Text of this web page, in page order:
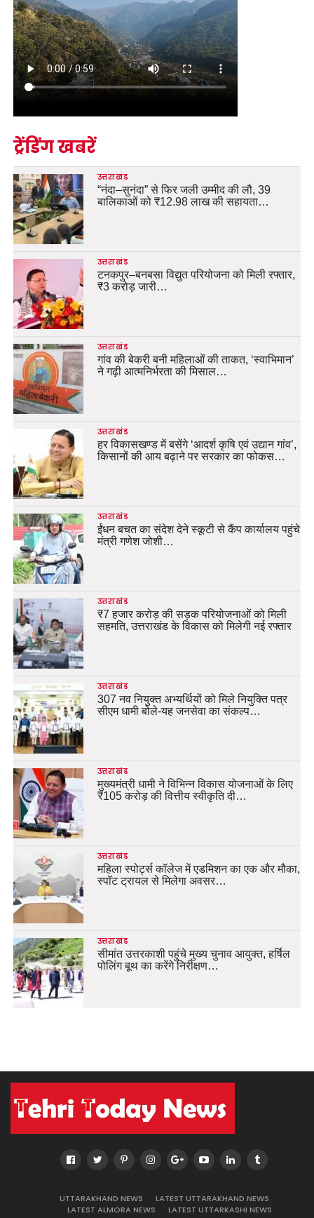
ट्रेंडिंग खबरें
उत्तराखंड
“नंदा–सुनंदा” से फिर जली उम्मीद की लौ, 39
बालिकाओं को ₹12.98 लाख की सहायता…
उत्तराखंड
टनकपुर–बनबसा विद्युत परियोजना को मिली रफ्तार,
₹3 करोड़ जारी…
उत्तराखंड
गांव की बेकरी बनी महिलाओं की ताकत, ‘स्वाभिमान’
ने गढ़ी आत्मनिर्भरता की मिसाल…
उत्तराखंड
हर विकासखण्ड में बसेंगे ‘आदर्श कृषि एवं उद्यान गांव’,
किसानों की आय बढ़ाने पर सरकार का फोकस…
उत्तराखंड
ईंधन बचत का संदेश देने स्कूटी से कैंप कार्यालय पहुंचे
मंत्री गणेश जोशी…
उत्तराखंड
₹7 हजार करोड़ की सड़क परियोजनाओं को मिली
सहमति, उत्तराखंड के विकास को मिलेगी नई रफ्तार
उत्तराखंड
307 नव नियुक्त अभ्यर्थियों को मिले नियुक्ति पत्र
सीएम धामी बोले-यह जनसेवा का संकल्प…
उत्तराखंड
मुख्यमंत्री धामी ने विभिन्न विकास योजनाओं के लिए
₹105 करोड़ की वित्तीय स्वीकृति दी…
उत्तराखंड
महिला स्पोर्ट्स कॉलेज में एडमिशन का एक और मौका,
स्पॉट ट्रायल से मिलेगा अवसर…
उत्तराखंड
सीमांत उत्तरकाशी पहुंचे मुख्य चुनाव आयुक्त, हर्षिल
पोलिंग बूथ का करेंगे निरीक्षण…
UTTARAKHAND NEWS
LATEST UTTARAKHAND NEWS
LATEST ALMORA NEWS
LATEST UTTARKASHI NEWS